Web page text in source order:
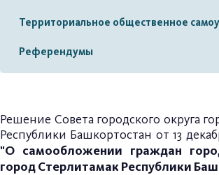
Территориальное общественное
Референдумы
Решение Совета городского округа
Республики Башкортостан от 13
"О самообложении граждан
город Стерлитамак Республики